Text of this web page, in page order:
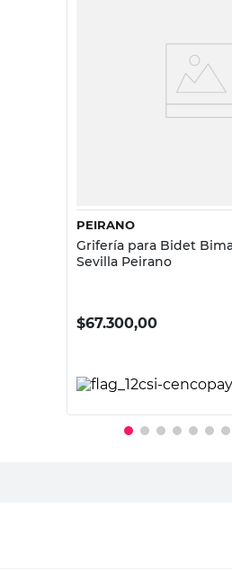
PEIRANO
Grifería para Bidet
Sevilla Peirano
$67.300,00